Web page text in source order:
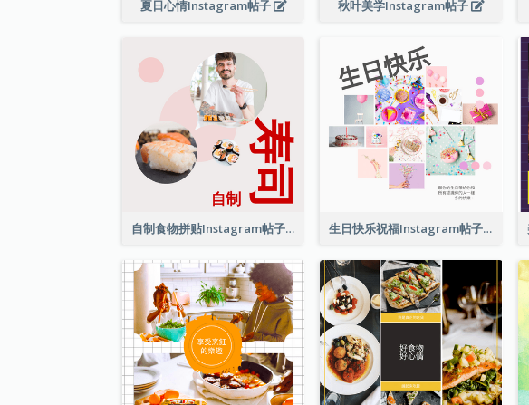
夏日心情Instagram帖子 秋叶美学Instagram帖子
自制食物拼贴Instagram帖子 生日快乐祝福Instagram帖子